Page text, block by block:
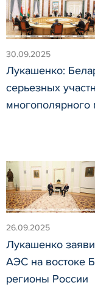
30.09.2025
Лукашенко:
серьезных
многополярного
26.09.2025
Лукашенко
АЭС на востоке
регионы России